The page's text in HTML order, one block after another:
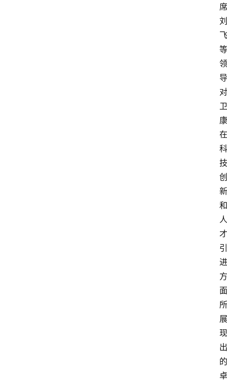
席
刘
飞
等
领
导
对
卫
康
在
科
技
创
新
和
人
才
引
进
方
面
所
展
现
出
的
卓